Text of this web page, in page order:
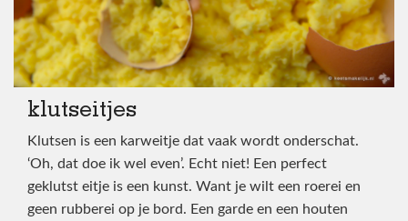
klutseitjes
Klutsen is een karweitje dat vaak wordt onderschat.
‘Oh, dat doe ik wel even’. Echt niet! Een perfect
geklutst eitje is een kunst. Want je wilt een roerei en
geen rubberei op je bord. Een garde en een houten